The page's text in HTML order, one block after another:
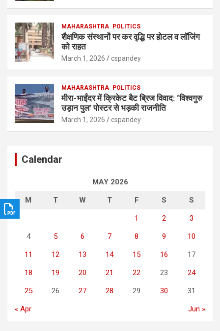
MAHARASHTRA POLITICS
शैक्षणिक संस्थानों पर कर वृद्धि पर होटल व लॉजिंग
को राहत
March 1, 2026 cspandey
MAHARASHTRA POLITICS
मीरा-भाईंदर में क्रिकेट बैट ब्रिज विवाद: ‘विश्वगुरु
उड़ान पुल’ पोस्टर से भड़की राजनीति
March 1, 2026 cspandey
Calendar
MAY 2026
M T W T F S S
1 2 3
4 5 6 7 8 9 10
11 12 13 14 15 16 17
18 19 20 21 22 23 24
25 26 27 28 29 30 31
« Apr Jun »